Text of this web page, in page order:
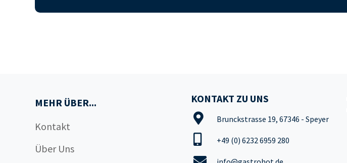
MEHR ÜBER...
Kontakt
Über Uns
KONTAKT ZU UNS
Brunckstrasse 19, 67346 - Speyer
+49 (0) 6232 6959 280